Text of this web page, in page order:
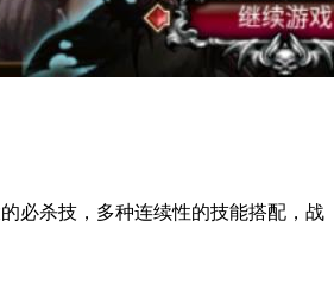
杀技，多种连续性的技能搭配，战